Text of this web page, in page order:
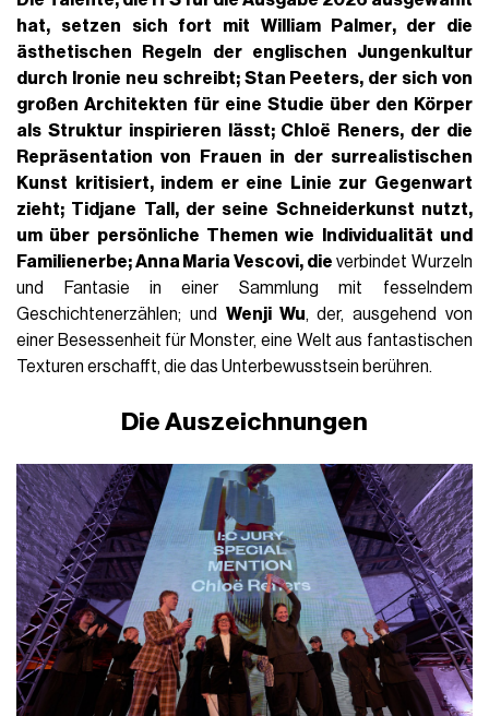
hat, setzen sich fort mit William Palmer, der die
ästhetischen Regeln der englischen Jungenkultur
durch Ironie neu schreibt; Stan Peeters, der sich von
großen Architekten für eine Studie über den Körper
als Struktur inspirieren lässt; Chloë Reners, der die
Repräsentation von Frauen in der surrealistischen
Kunst kritisiert, indem er eine Linie zur Gegenwart
zieht; Tidjane Tall, der seine Schneiderkunst nutzt,
um über persönliche Themen wie Individualität und
Familienerbe; Anna Maria Vescovi, die verbindet Wurzeln
und Fantasie in einer Sammlung mit fesselndem
Geschichtenerzählen; und Wenji Wu, der, ausgehend von
einer Besessenheit für Monster, eine Welt aus fantastischen
Texturen erschafft, die das Unterbewusstsein berühren.
Die Auszeichnungen